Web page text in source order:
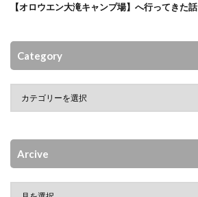
【オロウエン大滝キャンプ場】へ行ってきた話
Category
Arcive